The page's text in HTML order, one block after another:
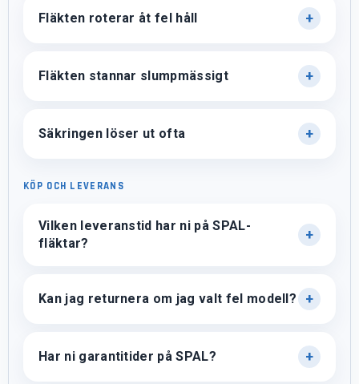
Fläkten roterar åt fel håll
Fläkten stannar slumpmässigt
Säkringen löser ut ofta
KÖP OCH LEVERANS
Vilken leveranstid har ni på SPAL-
fläktar?
Kan jag returnera om jag valt fel modell?
Har ni garantitider på SPAL?